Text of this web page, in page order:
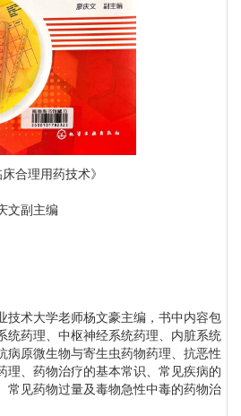
床合理用药技术》
文副主编
技术大学老师杨文豪主编，书中内容包
统药理、中枢神经系统药理、内脏系统
病原微生物与寄生虫药物药理、抗恶性
理、药物治疗的基本常识、常见疾病的
常见药物过量及毒物急性中毒的药物治